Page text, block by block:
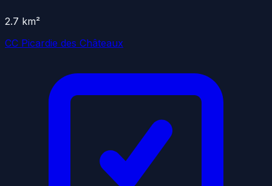
2.7 km²
CC Picardie des Châteaux